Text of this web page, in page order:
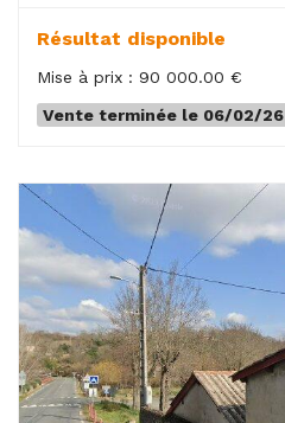
Résultat disponible
Mise à prix : 90 000.00 €
Vente terminée le 06/02/26